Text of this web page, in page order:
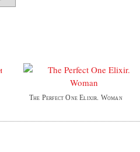
The Perfect One Elixir. Woman